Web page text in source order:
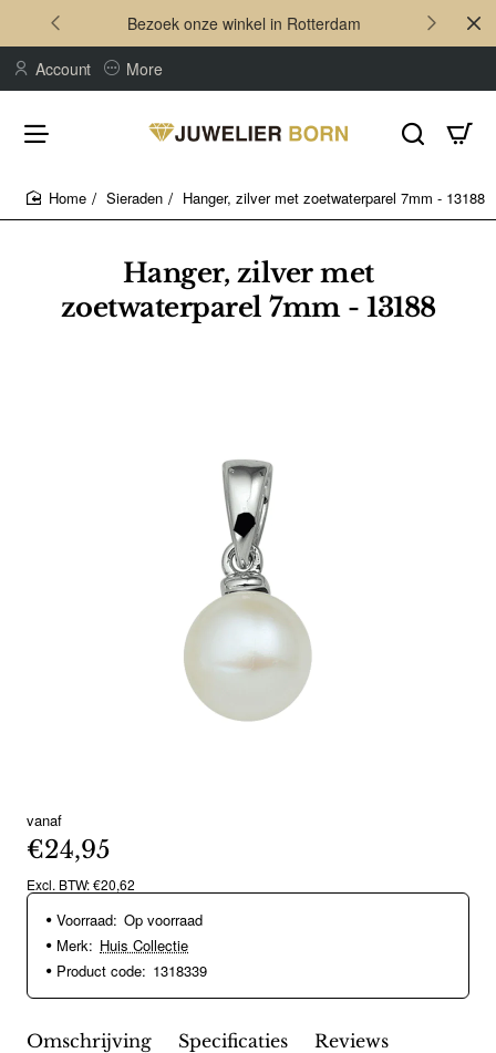
Bezoek onze winkel in Rotterdam
Account More
Hanger, zilver met
zoetwaterparel 7mm - 13188
Sieraden Hanger, zilver met zoetwaterparel 7mm - 13188
vanaf
€24,95
Excl. BTW: €20,62
Voorraad: Op voorraad
Merk: Huis Collectie
Product code: 1318339
Omschrijving Specificaties Reviews